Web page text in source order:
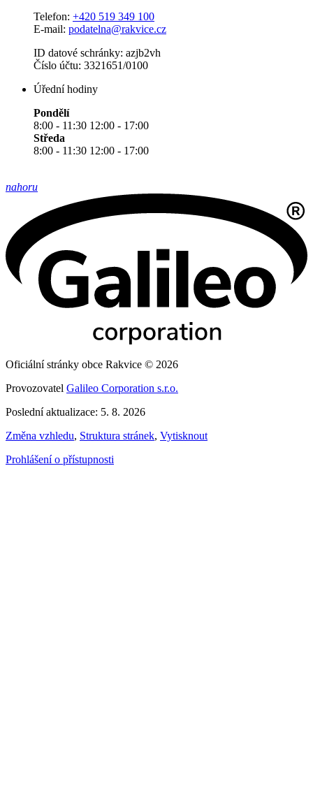
Telefon: +420 519 349 100
E-mail: podatelna@rakvice.cz
ID datové schránky: azjb2vh
Číslo účtu: 3321651/0100
Úřední hodiny
Pondělí
8:00 - 11:30 12:00 - 17:00
Středa
8:00 - 11:30 12:00 - 17:00
nahoru
Oficiální stránky obce Rakvice © 2026
Provozovatel Galileo Corporation s.r.o.
Poslední aktualizace: 5. 8. 2026
Změna vzhledu, Struktura stránek, Vytisknout
Prohlášení o přístupnosti